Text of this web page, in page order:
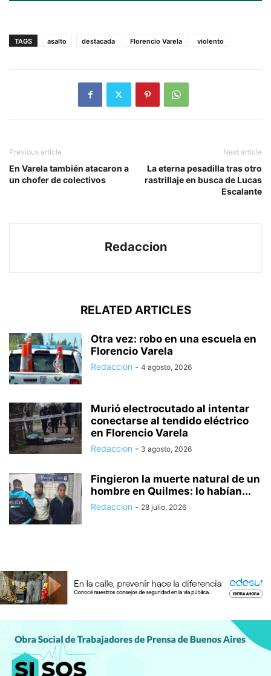
TAGS asalto destacada Florencio Varela violento
Previous article
En Varela también atacaron a
un chofer de colectivos
Next article
La eterna pesadilla tras otro
rastrillaje en busca de Lucas
Escalante
Redaccion
RELATED ARTICLES
Otra vez: robo en una escuela en
Florencio Varela
Redaccion - 4 agosto, 2026
Murió electrocutado al intentar
conectarse al tendido eléctrico
en Florencio Varela
Redaccion - 3 agosto, 2026
Fingieron la muerte natural de un
hombre en Quilmes: lo habían...
Redaccion - 28 julio, 2026